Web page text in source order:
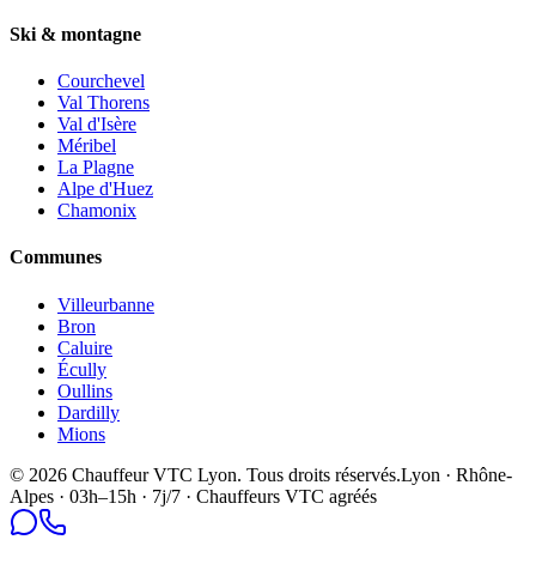
Ski & montagne
Courchevel
Val Thorens
Val d'Isère
Méribel
La Plagne
Alpe d'Huez
Chamonix
Communes
Villeurbanne
Bron
Caluire
Écully
Oullins
Dardilly
Mions
© 2026 Chauffeur VTC Lyon. Tous droits réservés.Lyon · Rhône-
Alpes · 03h–15h · 7j/7 · Chauffeurs VTC agréés